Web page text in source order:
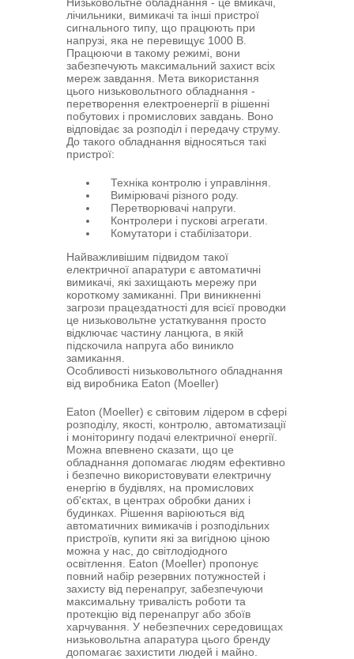
лічильники, вимикачі та інші пристрої
сигнального типу, що працюють при
напрузі, яка не перевищує 1000 В.
Працюючи в такому режимі, вони
забезпечують максимальний захист всіх
мереж завдання. Мета використання
цього низьковольтного обладнання -
перетворення електроенергії в рішенні
побутових і промислових завдань. Воно
відповідає за розподіл і передачу струму.
До такого обладнання відносяться такі
пристрої:
Техніка контролю і управління.
Вимірювачі різного роду.
Перетворювачі напруги.
Контролери і пускові агрегати.
Комутатори і стабілізатори.
Найважливішим підвидом такої
електричної апаратури є автоматичні
вимикачі, які захищають мережу при
короткому замиканні. При виникненні
загрози працездатності для всієї проводки
це низьковольтне устаткування просто
відключає частину ланцюга, в якій
підскочила напруга або виникло
замикання.
Особливості низьковольтного обладнання
від виробника Eaton (Moeller)
Eaton (Moeller) є світовим лідером в сфері
розподілу, якості, контролю, автоматизації
і моніторингу подачі електричної енергії.
Можна впевнено сказати, що це
обладнання допомагає людям ефективно
і безпечно використовувати електричну
енергію в будівлях, на промислових
об'єктах, в центрах обробки даних і
будинках. Рішення варіюються від
автоматичних вимикачів і розподільних
пристроїв, купити які за вигідною ціною
можна у нас, до світлодіодного
освітлення. Eaton (Moeller) пропонує
повний набір резервних потужностей і
захисту від перенапруг, забезпечуючи
максимальну тривалість роботи та
протекцію від перенапруг або збоїв
харчування. У небезпечних середовищах
низьковольтна апаратура цього бренду
допомагає захистити людей і майно.